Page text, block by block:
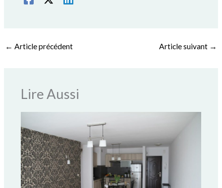
← Article précédent Article suivant →
Lire Aussi